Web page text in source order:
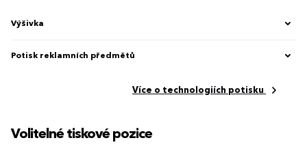
Výšivka
Potisk reklamních předmětů
Více o technologiích potisku
Volitelné tiskové pozice